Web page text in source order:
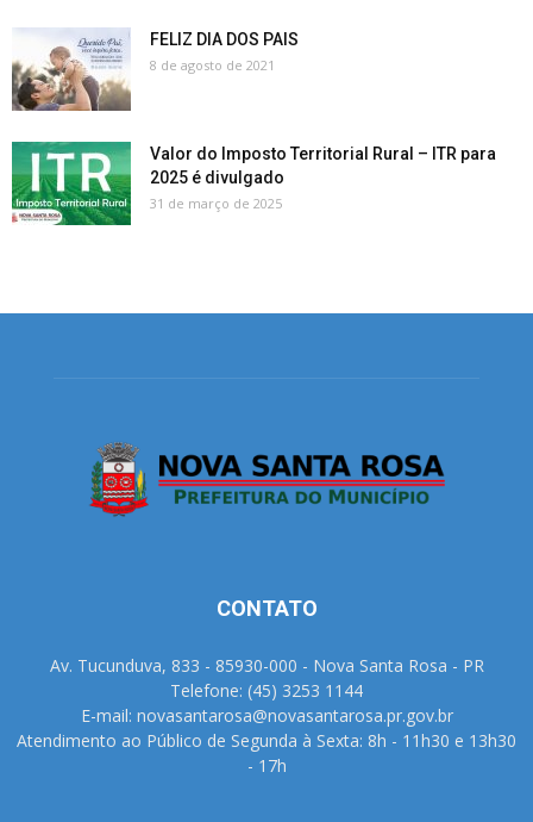
FELIZ DIA DOS PAIS
8 de agosto de 2021
Valor do Imposto Territorial Rural – ITR para
2025 é divulgado
31 de março de 2025
CONTATO
Av. Tucunduva, 833 - 85930-000 - Nova Santa Rosa - PR
Telefone: (45) 3253 1144
E-mail: novasantarosa@novasantarosa.pr.gov.br
Atendimento ao Público de Segunda à Sexta: 8h - 11h30 e 13h30
- 17h